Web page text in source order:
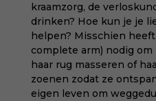
kraamzorg, de
drinken? Hoe kun je je
helpen? Misschien
complete arm) nodig
haar rug masseren of
zoenen zodat ze
eigen leven om